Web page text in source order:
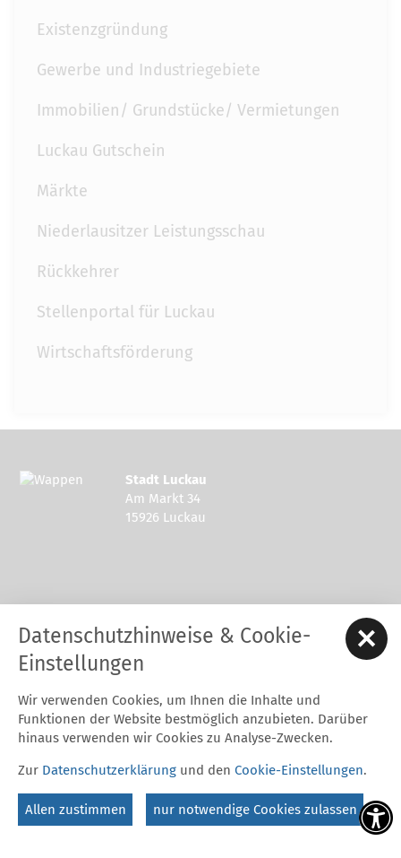
Existenzgründung
Gewerbe und Industriegebiete
Immobilien/ Grundstücke/ Vermietungen
Luckau Gutschein
Märkte
Niederlausitzer Leistungsschau
Rückkehrer
Stellenportal für Luckau
Wirtschaftsförderung
Stadt Luckau
Am Markt 34
15926 Luckau
Tel.: 03544 - 594 0
Fax: 03544 - 2948
E-Mail:stadt@luckau.de
Start Karriere Kontakt Datenschutz
Impressum
Barrierefreiheitserklärung
Intern
Folgt uns auf
Datenschutzhinweise & Cookie-
Einstellungen
Wir verwenden Cookies, um Ihnen die Inhalte und
Funktionen der Website bestmöglich anzubieten. Darüber
hinaus verwenden wir Cookies zu Analyse-Zwecken.
Zur Datenschutzerklärung und den Cookie-Einstellungen.
Allen zustimmen nur notwendige Cookies zulassen